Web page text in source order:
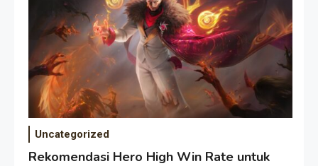
Uncategorized
Rekomendasi Hero High Win Rate untuk